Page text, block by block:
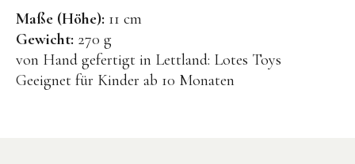
activity boards
Maße (Höhe): 11 cm
Gewicht: 270 g
von Hand gefertigt in Lettland: Lotes Toys
Geeignet für Kinder ab 10 Monaten